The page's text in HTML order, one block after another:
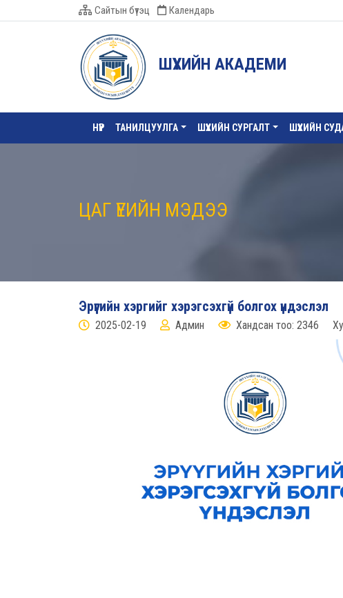
Сайтын бүтэц Календарь
ШҮҮХИЙН АКАДЕМИ
НҮҮР ТАНИЛЦУУЛГА ШҮҮХИЙН СУРГАЛТ ШҮҮХИЙН
ЦАГ ҮЕИЙН МЭДЭЭ
Эрүүгийн хэргийг хэрэгсэхгүй болгох үндэслэл
2025-02-19 Админ Хандсан тоо: 2346